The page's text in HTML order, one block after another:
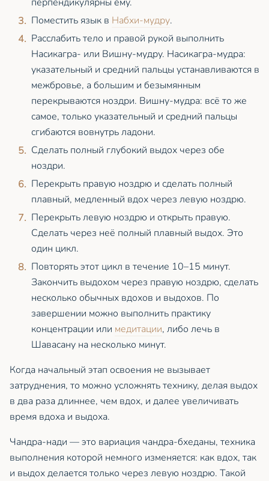
Поместить язык в Набхи-мудру.
Расслабить тело и правой рукой выполнить
Насикагра- или Вишну-мудру. Насикагра-мудра:
указательный и средний пальцы устанавливаются в
межбровье, а большим и безымянным
перекрываются ноздри. Вишну-мудра: всё то же
самое, только указательный и средний пальцы
сгибаются вовнутрь ладони.
Сделать полный глубокий выдох через обе
ноздри.
Перекрыть правую ноздрю и сделать полный
плавный, медленный вдох через левую ноздрю.
Перекрыть левую ноздрю и открыть правую.
Сделать через неё полный плавный выдох. Это
один цикл.
Повторять этот цикл в течение 10–15 минут.
Закончить выдохом через правую ноздрю, сделать
несколько обычных вдохов и выдохов. По
завершении можно выполнить практику
концентрации или медитации, либо лечь в
Шавасану на несколько минут.
Когда начальный этап освоения не вызывает
затруднения, то можно усложнять технику, делая выдох
в два раза длиннее, чем вдох, и далее увеличивать
время вдоха и выдоха.
Чандра-нади — это вариация чандра-бхеданы, техника
выполнения которой немного изменяется: как вдох, так
и выдох делается только через левую ноздрю. Такой